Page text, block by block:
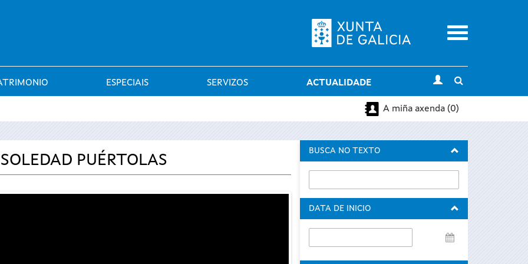
Menu
ESPECIAIS SERVIZOS ACTUALIDADE
search
A miña axenda (0)
PUÉRTOLAS
BUSCA NO TEXTO
DATA DE INICIO
de